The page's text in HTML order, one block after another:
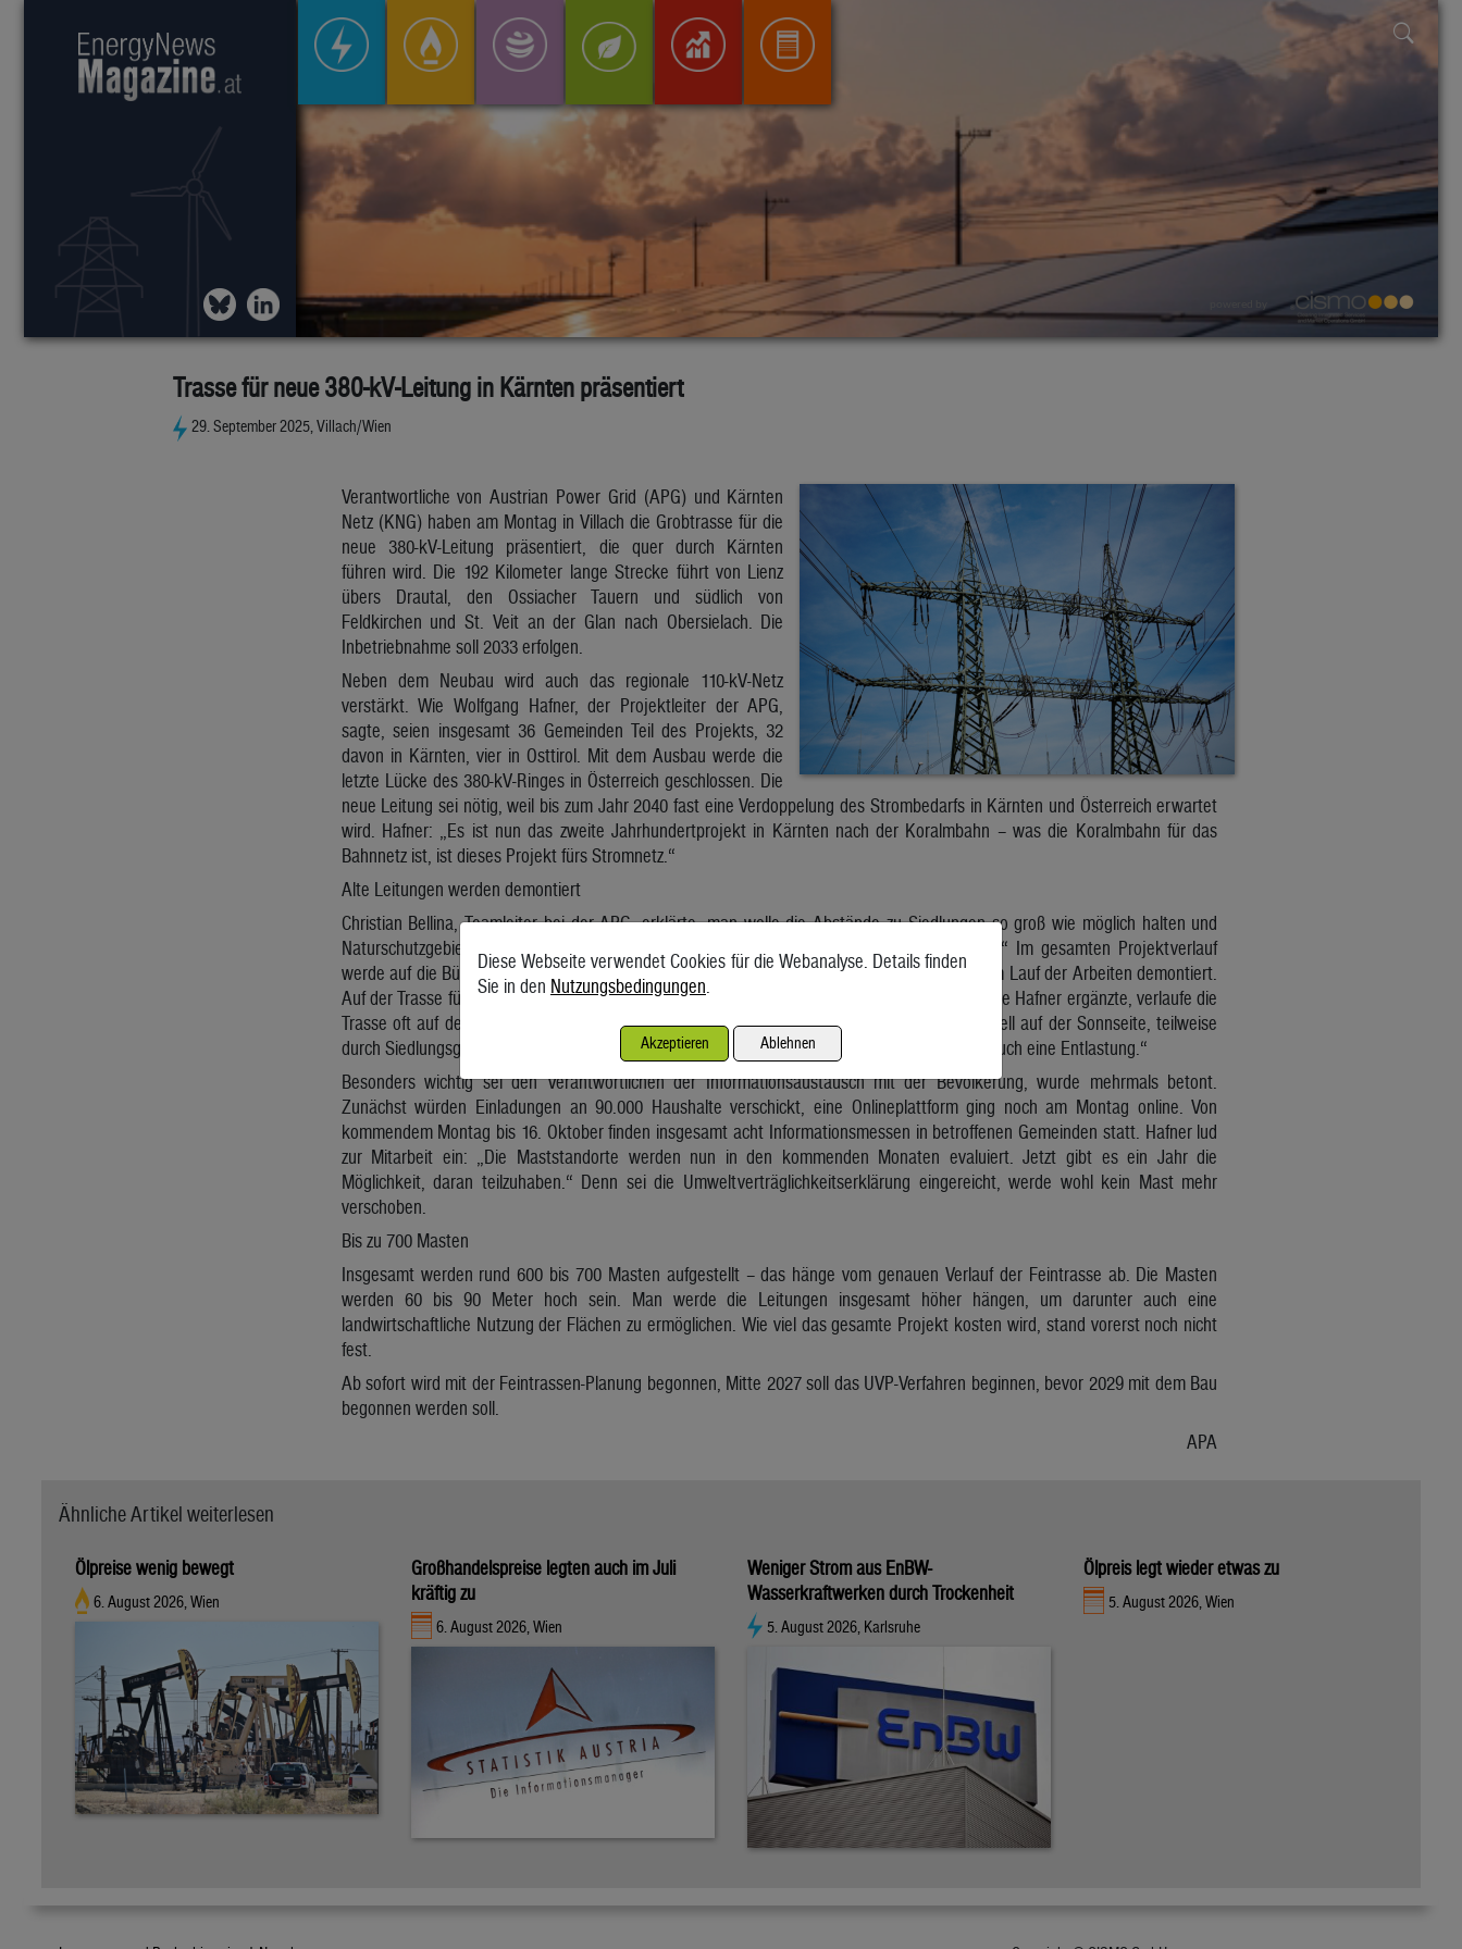
Trasse für neue 380-kV-Leitung in Kärnten präsentiert
29. September 2025, Villach/Wien
Verantwortliche von Austrian Power Grid (APG) und Kärnten
Netz (KNG) haben am Montag in Villach die Grobtrasse für die
neue 380-kV-Leitung präsentiert, die quer durch Kärnten
führen wird. Die 192 Kilometer lange Strecke führt von Lienz
übers Drautal, den Ossiacher Tauern und südlich von
Feldkirchen und St. Veit an der Glan nach Obersielach. Die
Inbetriebnahme soll 2033 erfolgen.
Neben dem Neubau wird auch das regionale 110-kV-Netz
verstärkt. Wie Wolfgang Hafner, der Projektleiter der APG,
sagte, seien insgesamt 36 Gemeinden Teil des Projekts, 32
davon in Kärnten, vier in Osttirol. Mit dem Ausbau werde die
letzte Lücke des 380-kV-Ringes in Österreich geschlossen. Die
neue Leitung sei nötig, weil bis zum Jahr 2040 fast eine Verdoppelung des Strombedarfs in Kärnten und Österreich erwartet
wird. Hafner: „Es ist nun das zweite Jahrhundertprojekt in Kärnten nach der Koralmbahn – was die Koralmbahn für das
Bahnnetz ist, ist dieses Projekt fürs Stromnetz.“
Alte Leitungen werden demontiert
Christian Bellina, Teamleiter bei der APG, erklärte, man wolle die Abstände zu Siedlungen so groß wie möglich halten und
Naturschutzgebiete meiden: „Gelingt das nicht, werden wir Ausgleichsmaßnahmen setzen.“ Im gesamten Projektverlauf
werde auf die Bündelung von Infrastruktur gesetzt, 140 Kilometer 110-kV-Leitungen werden im Lauf der Arbeiten demontiert.
Auf der Trasse für die 380-kV-Leitung soll dann die neue 110-kV-Leitung mitgeführt werden. Wie Hafner ergänzte, verlaufe die
Trasse oft auf der Schattseite der Täler: „Gleichzeitig werden Leitungen demontiert, die aktuell auf der Sonnseite, teilweise
durch Siedlungsgebiete, verlaufen. Also bringt das Projekt nicht nur eine Belastung, sondern auch eine Entlastung.“
Besonders wichtig sei den Verantwortlichen der Informationsaustausch mit der Bevölkerung, wurde mehrmals betont.
Zunächst würden Einladungen an 90.000 Haushalte verschickt, eine Onlineplattform ging noch am Montag online. Von
kommendem Montag bis 16. Oktober finden insgesamt acht Informationsmessen in betroffenen Gemeinden statt. Hafner lud
zur Mitarbeit ein: „Die Maststandorte werden nun in den kommenden Monaten evaluiert. Jetzt gibt es ein Jahr die
Möglichkeit, daran teilzuhaben.“ Denn sei die Umweltverträglichkeitserklärung eingereicht, werde wohl kein Mast mehr
verschoben.
Bis zu 700 Masten
Insgesamt werden rund 600 bis 700 Masten aufgestellt – das hänge vom genauen Verlauf der Feintrasse ab. Die Masten
werden 60 bis 90 Meter hoch sein. Man werde die Leitungen insgesamt höher hängen, um darunter auch eine
landwirtschaftliche Nutzung der Flächen zu ermöglichen. Wie viel das gesamte Projekt kosten wird, stand vorerst noch nicht
fest.
Ab sofort wird mit der Feintrassen-Planung begonnen, Mitte 2027 soll das UVP-Verfahren beginnen, bevor 2029 mit dem Bau
begonnen werden soll.
APA
Ähnliche Artikel weiterlesen
Ölpreise wenig bewegt
6. August 2026, Wien
Großhandelspreise legten auch im Juli
kräftig zu
6. August 2026, Wien
Weniger Strom aus EnBW-
Wasserkraftwerken durch Trockenheit
5. August 2026, Karlsruhe
Ölpreis legt wieder etwas zu
5. August 2026, Wien
Diese Webseite verwendet Cookies für die Webanalyse. Details finden
Sie in den Nutzungsbedingungen.
Akzeptieren Ablehnen